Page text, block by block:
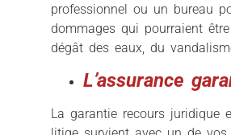
professionnel ou un bureau
dommages qui pourraient
dégât des eaux, du
L’assurance
La garantie recours